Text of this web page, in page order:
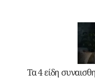
Τα 4 είδη